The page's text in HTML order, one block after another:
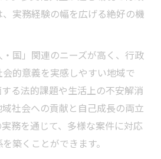
書士になるための条件と流れ
に挑戦する外国人の実例紹介
取得後のキャリア展望を考察
て社会で活躍する外国人の姿
指す外国人の法的サポート体
書士の役割を深く考える
実務経験の幅を広げる絶好の機
国」関連のニーズが高く、行政
的意義を実感しやすい地域で
る法的課題や生活上の不安解消
社会への貢献と自己成長の両立
務を通じて、多様な案件に対応
築くことができます。